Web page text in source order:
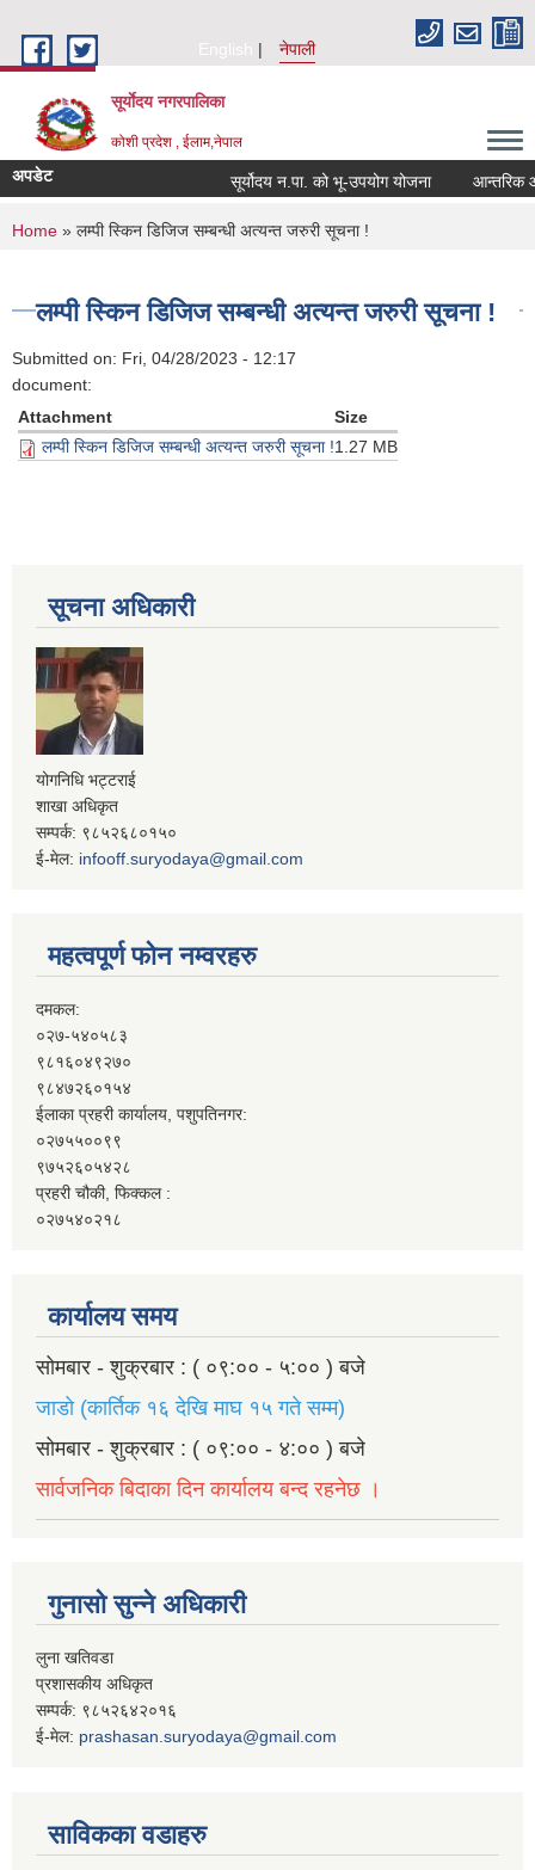
English
नेपाली
सूर्याेदय नगरपालिका
कोशी प्रदेश , ईलाम,नेपाल
अपडेट सूर्योदय न.पा. को भू-उपयोग योजना आन्तरिक आय
You are here
Home » लम्पी स्किन डिजिज सम्बन्धी अत्यन्त जरुरी सूचना !
लम्पी स्किन डिजिज सम्बन्धी अत्यन्त जरुरी सूचना !
Submitted on: Fri, 04/28/2023 - 12:17
document:
Attachment
Size
लम्पी स्किन डिजिज सम्बन्धी अत्यन्त जरुरी सूचना !1.27 MB
सूचना अधिकारी
योगनिधि भट्टराई
शाखा अधिकृत
सम्पर्क: ९८५२६८०१५०
ई-मेल: infooff.suryodaya@gmail.com
महत्वपूर्ण फोन नम्वरहरु
दमकल:
०२७-५४०५८३
९८१६०४९२७०
९८४७२६०१५४
ईलाका प्रहरी कार्यालय, पशुपतिनगर:
०२७५५००९९
९७५२६०५४२८
प्रहरी चौकी, फिक्कल :
०२७५४०२१८
कार्यालय समय
सोमबार - शुक्रबार : ( ०९:०० - ५:०० ) बजे
जाडो (कार्तिक १६ देखि माघ १५ गते सम्म)
सोमबार - शुक्रबार : ( ०९:०० - ४:०० ) बजे
सार्वजनिक बिदाका दिन कार्यालय बन्द रहनेछ ।
गुनासो सुन्ने अधिकारी
लुना खतिवडा
प्रशासकीय अधिकृत
सम्पर्क: ९८५२६४२०१६
ई-मेल: prashasan.suryodaya@gmail.com
साविकका वडाहरु